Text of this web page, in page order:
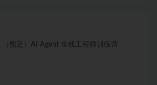
（预定）AI Agent 全栈工程师训练营